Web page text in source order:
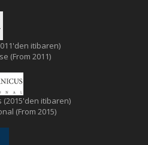
itibaren)
(From 2011)
(2015'den itibaren)
(From 2015)